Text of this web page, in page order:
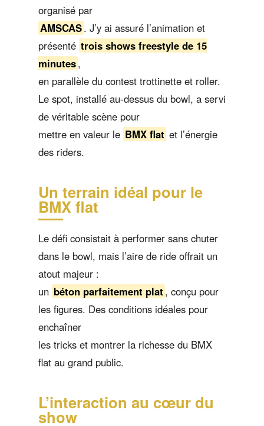
organisé par
AMSCAS. J’y ai assuré l’animation et
présenté trois shows freestyle de 15
minutes,
en parallèle du contest trottinette et roller.
Le spot, installé au-dessus du bowl, a servi
de véritable scène pour
mettre en valeur le BMX flat et l’énergie
des riders.
Un terrain idéal pour le
BMX flat
Le défi consistait à performer sans chuter
dans le bowl, mais l’aire de ride offrait un
atout majeur :
un béton parfaitement plat , conçu pour
les figures. Des conditions idéales pour
enchaîner
les tricks et montrer la richesse du BMX
flat au grand public.
L’interaction au cœur du
show